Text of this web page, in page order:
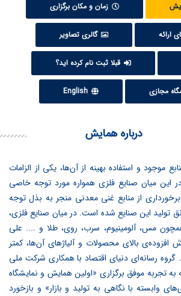
زمان و مکان برگزاری
ارائه گالری تصاویر
قبلا ثبت نام کرده اید؟
مجازی English
درباره همایش
موجود و استفاده بهینه از آن‌ها، یکی از الزامات
میان صنایع فلزی همواره مورد توجه خاصی
از منابع غنی معدنی منجر به بذل توجه
تولید این صنایع شده است. در میان صنایع فلزی،
مس، آلومینیوم، سرب، روی، طلا و .... علی
افزوده‌ی بالای محصولات و آلیاژهای آن‌ها، کمتر
گروه رسانه‌ای دنیای اقتصاد با همکاری شرکت ملی
به تجربه موفق برگزاری «اولین همایش و نمایشگاه
وابسته با نگاهی به تولید و بازار» و بازخورد